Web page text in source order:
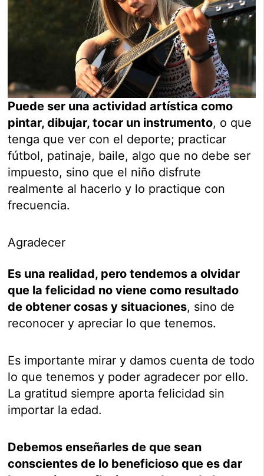
Puede ser una actividad artística como
pintar, dibujar, tocar un instrumento, o que
tenga que ver con el deporte; practicar
fútbol, patinaje, baile, algo que no debe ser
impuesto, sino que el niño disfrute
realmente al hacerlo y lo practique con
frecuencia.
Agradecer
Es una realidad, pero tendemos a olvidar
que la felicidad no viene como resultado
de obtener cosas y situaciones, sino de
reconocer y apreciar lo que tenemos.
Es importante mirar y damos cuenta de todo
lo que tenemos y poder agradecer por ello.
La gratitud siempre aporta felicidad sin
importar la edad.
Debemos enseñarles de que sean
conscientes de lo beneficioso que es dar